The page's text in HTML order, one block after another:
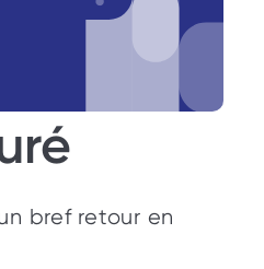
bref retour en